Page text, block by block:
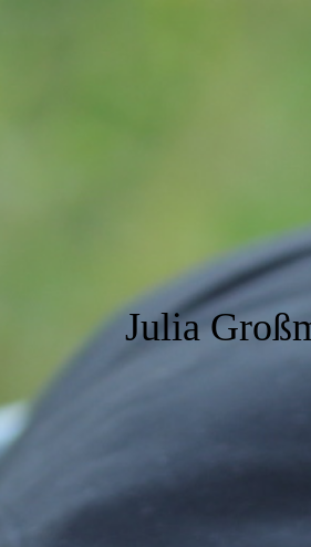
Julia